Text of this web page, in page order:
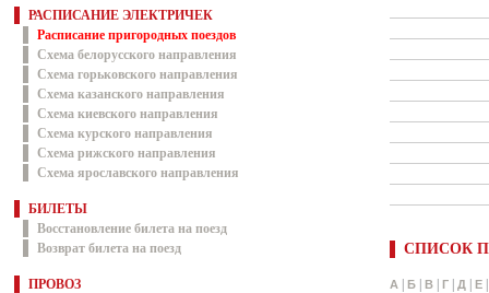
РАСПИСАНИЕ ЭЛЕКТРИЧЕК
Расписание пригородных поездов
Схема белорусского направления
Схема горьковского направления
Схема казанского направления
Схема киевского направления
Схема курского направления
Схема рижского направления
Схема ярославского направления
БИЛЕТЫ
Восстановление билета на поезд
Возврат билета на поезд
ПРОВОЗ
СПИСОК
А Б В Г Д Е